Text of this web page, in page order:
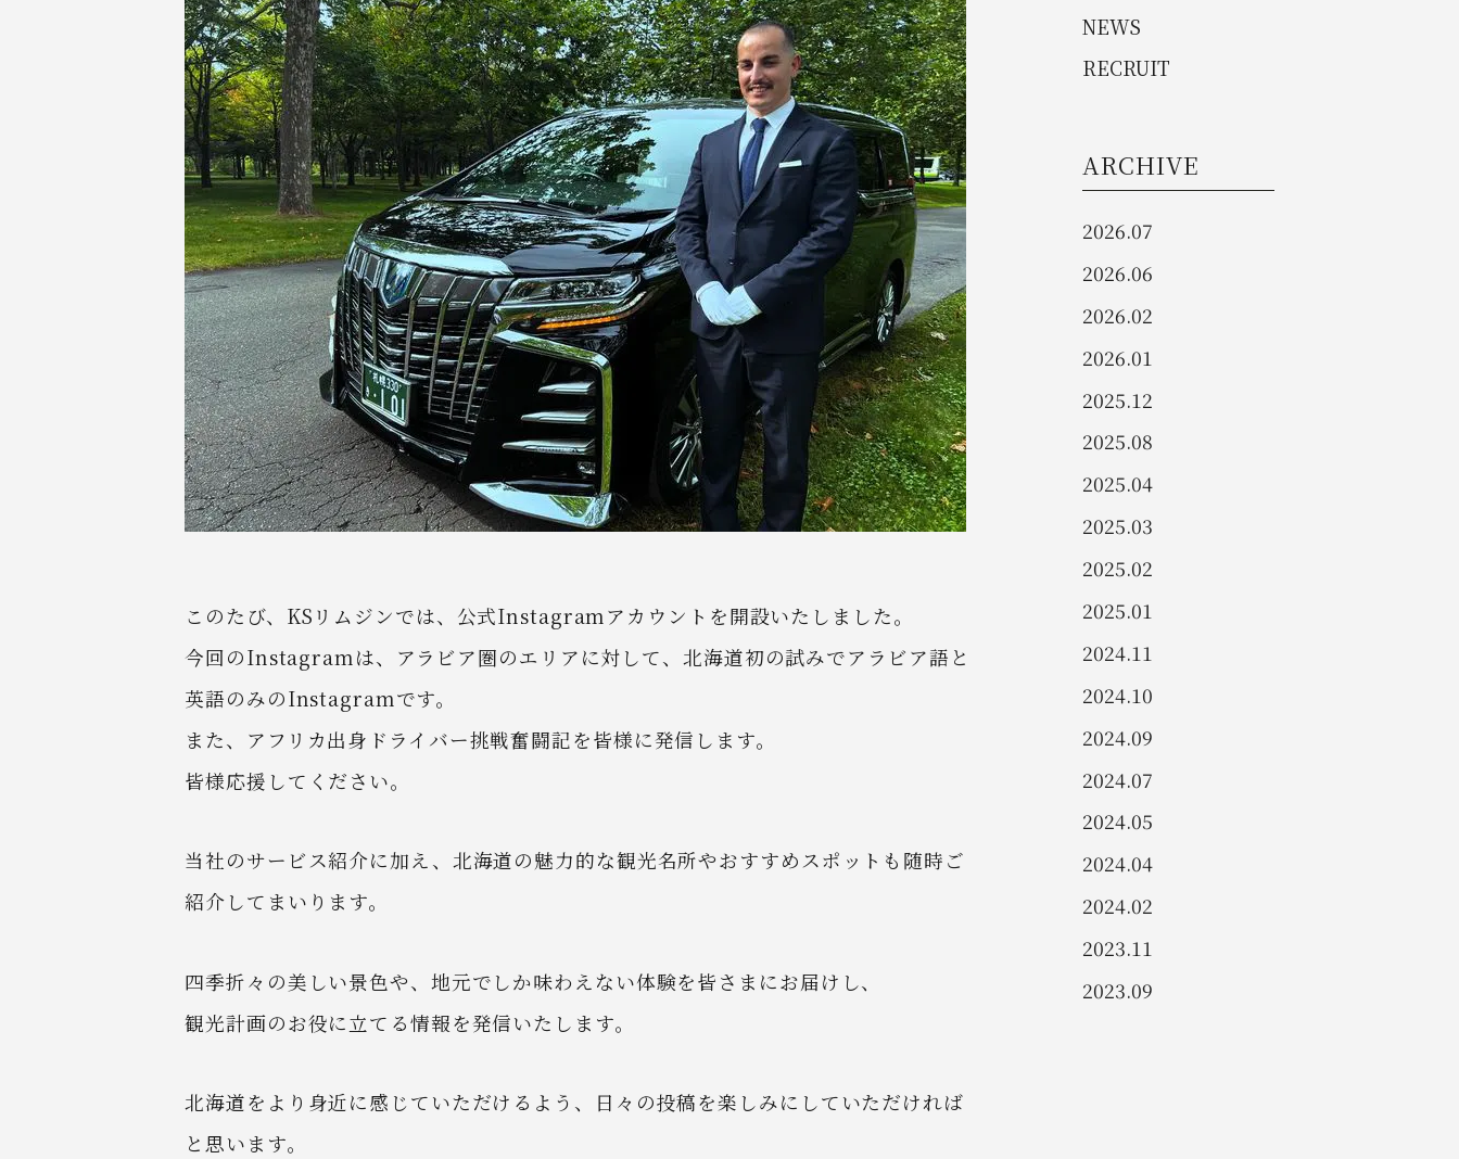
このたび、KSリムジンでは、公式Instagramアカウントを開設いたしました。
今回のInstagramは、アラビア圏のエリアに対して、北海道初の試みでアラビア語と
英語のみのInstagramです。
また、アフリカ出身ドライバー挑戦奮闘記を皆様に発信します。
皆様応援してください。
当社のサービス紹介に加え、北海道の魅力的な観光名所やおすすめスポットも随時ご
紹介してまいります。
四季折々の美しい景色や、地元でしか味わえない体験を皆さまにお届けし、
観光計画のお役に立てる情報を発信いたします。
北海道をより身近に感じていただけるよう、日々の投稿を楽しみにしていただければ
と思います。
NEWS
RECRUIT
ARCHIVE
2026.07
2026.06
2026.02
2026.01
2025.12
2025.08
2025.04
2025.03
2025.02
2025.01
2024.11
2024.10
2024.09
2024.07
2024.05
2024.04
2024.02
2023.11
2023.09